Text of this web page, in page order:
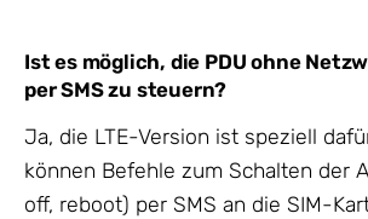
Ist es möglich, die PDU ohne
per SMS zu steuern?
Ja, die LTE-Version ist speziell
können Befehle zum Schalten der
off, reboot) per SMS an die SIM-